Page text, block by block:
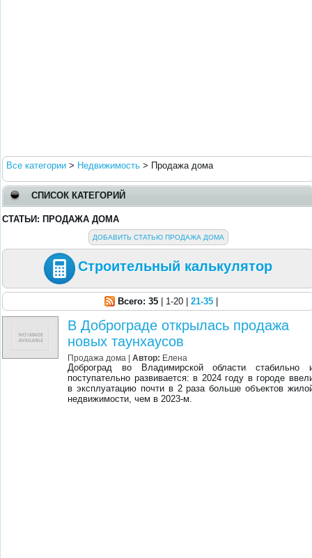
Все категории > Недвижимость > Продажа дома
СПИСОК КАТЕГОРИЙ
СТАТЬИ: ПРОДАЖА ДОМА
ДОБАВИТЬ СТАТЬЮ ПРОДАЖА ДОМА
Строительный калькулятор
Всего: 35| 1-20 | 21-35|
В Доброграде открылась продажа
новых таунхаусов
Продажа дома |Автор: Елена
Доброград во Владимирской области стабильно
поступательно развивается: в 2024 году в городе
в эксплуатацию почти в 2 раза больше объектов
недвижимости, чем в 2023-м.